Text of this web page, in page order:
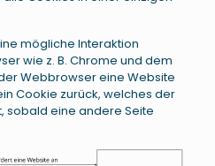
mögliche Interaktion
wie z. B. Chrome und dem
Webbrowser eine Website
Cookie zurück, welches der
sobald eine andere Seite